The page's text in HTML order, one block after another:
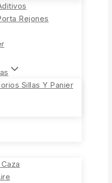
Rejones
Sillas Y Panier